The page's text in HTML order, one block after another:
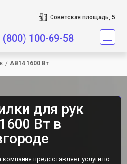
Советская площадь, 5
(800) 100-69-58
/ AB14 1600 Вт
для рук
Вт в
предоставляет услуги по